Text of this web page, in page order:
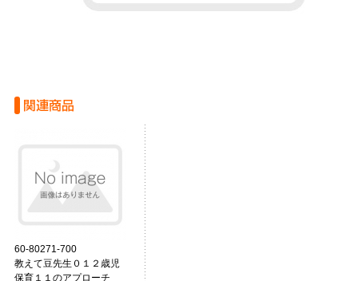
60-80271-700
教えて豆先生０１２歳児
保育１１のアプローチ